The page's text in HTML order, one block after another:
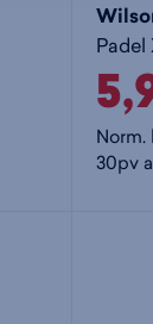
Padel
30pv